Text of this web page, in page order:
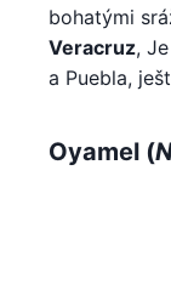
bohatými
Veracruz,
a Puebla,
Oyamel (